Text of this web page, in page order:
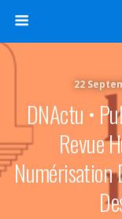
22
DNActu •
Revue
Numérisation